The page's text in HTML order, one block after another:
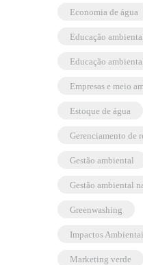
economia de água
educação
educação
empresas e meio
estoque de água
gerenciamento de
gestão ambiental
gestão ambiental
greenwashing
Impactos
marketing verde